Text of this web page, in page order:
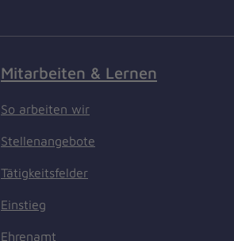
Mitarbeiten & Lernen
So arbeiten wir
Stellenangebote
Tätigkeitsfelder
Einstieg
Ehrenamt